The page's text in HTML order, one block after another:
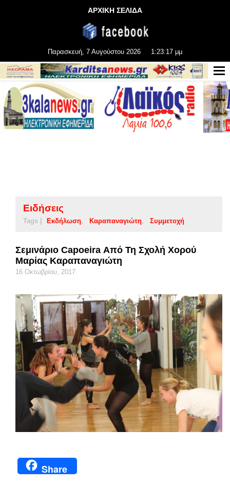
ΑΡΧΙΚΗ ΣΕΛΙΔΑ
Παρασκευή, 7 Αυγούστου 2026 1:23:17 μμ
Ειδήσεις
Tags | Εκδήλωση Καραπαναγιώτη Συμμετοχή
Σεμινάριο Capoeira Από Τη Σχολή Xορού
Μαρίας Καραπαναγιώτη
16 Οκτωβρίου, 2017
Share